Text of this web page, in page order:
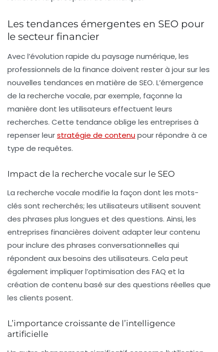
Les tendances émergentes en SEO pour
le secteur financier
Avec l’évolution rapide du paysage numérique, les
professionnels de la finance doivent rester à jour sur les
nouvelles tendances en matière de SEO. L’émergence
de la recherche vocale, par exemple, façonne la
manière dont les utilisateurs effectuent leurs
recherches. Cette tendance oblige les entreprises à
repenser leurstratégie de contenupour répondre à ce
type de requêtes.
Impact de la recherche vocale sur le SEO
La recherche vocale modifie la façon dont les mots-
clés sont recherchés; les utilisateurs utilisent souvent
des phrases plus longues et des questions. Ainsi, les
entreprises financières doivent adapter leur contenu
pour inclure des phrases conversationnelles qui
répondent aux besoins des utilisateurs. Cela peut
également impliquer l’optimisation des FAQ et la
création de contenu basé sur des questions réelles que
les clients posent.
L’importance croissante de l’intelligence
artificielle